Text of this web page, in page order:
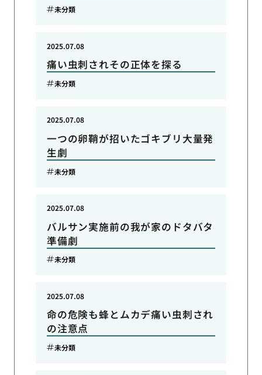
未分類
痛い虫刺されその正体を探る
2025.07.08
未分類
一つの卵鞘が招いたゴキブリ大量発
生劇
2025.07.08
未分類
バルサン実施前の我が家のドタバタ
準備劇
2025.07.08
未分類
命の危険も蜂とムカデ痛い虫刺され
の注意点
2025.07.08
未分類